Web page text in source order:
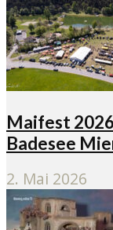
Maifest
Badesee
2. Mai 2026